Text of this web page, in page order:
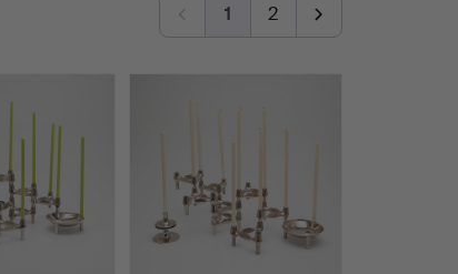
1 2